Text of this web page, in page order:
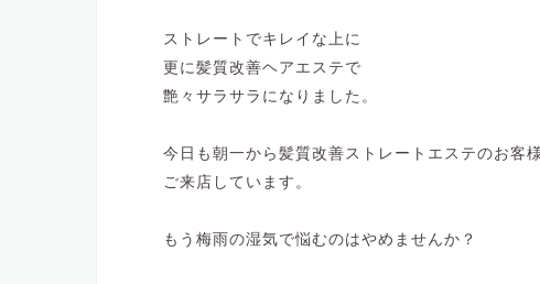
ストレートでキレイな上に
更に髪質改善ヘアエステで
艶々サラサラになりました。
今日も朝一から髪質改善ストレートエステのお客
ご来店しています。
もう梅雨の湿気で悩むのはやめませんか？